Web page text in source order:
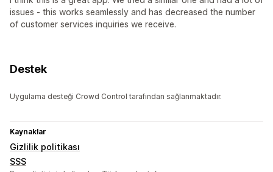
issues - this works seamlessly and has decreased the number
of customer services inquiries we receive.
Destek
Uygulama desteği Crowd Control tarafından sağlanmaktadır.
Kaynaklar
Gizlilik politikası
SSS